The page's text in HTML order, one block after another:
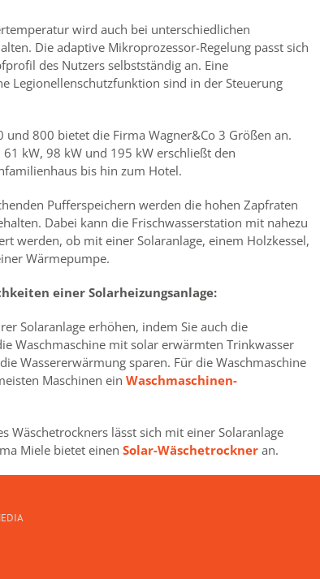
wird auch bei unterschiedlichen
Die adaptive Mikroprozessor-Regelung passt sich
des Nutzers selbstständig an. Eine
Legionellenschutzfunktion sind in der Steuerung
und 800 bietet die Firma Wagner&Co 3 Größen an.
kW, 98 kW und 195 kW erschließt den
bis hin zum Hotel.
Pufferspeichern werden die hohen Zapfraten
Dabei kann die Frischwasserstation mit nahezu
werden, ob mit einer Solaranlage, einem Holzkessel,
Wärmepumpe.
einer Solarheizungsanlage:
Solaranlage erhöhen, indem Sie auch die
Waschmaschine mit solar erwärmten Trinkwasser
Wassererwärmung sparen. Für die Waschmaschine
Maschinen ein Waschmaschinen-
Wäschetrockners lässt sich mit einer Solaranlage
Miele bietet einen Solar-Wäschetrockner an.